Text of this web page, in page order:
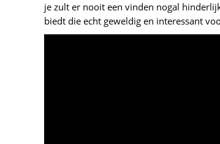
je zult er nooit een vinden nogal
biedt die echt geweldig en interessant